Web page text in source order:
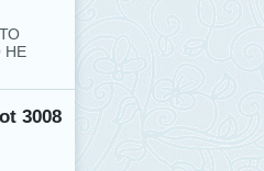
НЕ
3008